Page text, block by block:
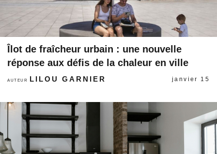
Îlot de fraîcheur urbain : une nouvelle
réponse aux défis de la chaleur en ville
AUTEUR LILOU GARNIER janvier 15